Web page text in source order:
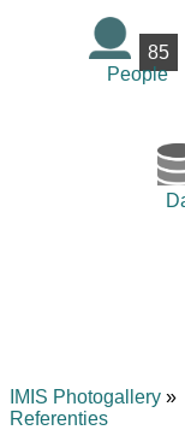
85
People
IMIS Photogallery »
Referenties